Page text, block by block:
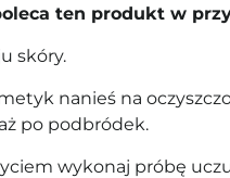
ten produkt w
skóry.
nanieś na
po podbródek.
wykonaj próbę